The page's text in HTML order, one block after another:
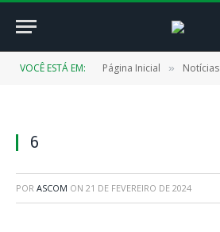
VOCÊ ESTÁ EM: Página Inicial » Notícias
6
POR ASCOM ON 21 DE FEVEREIRO DE 2024